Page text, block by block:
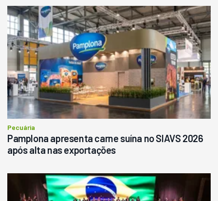
Pecuária
Pamplona apresenta carne suína no SIAVS 2026
após alta nas exportações